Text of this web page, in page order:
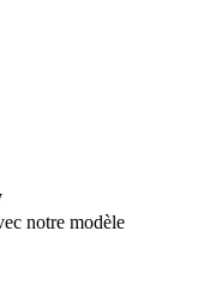
notre modèle